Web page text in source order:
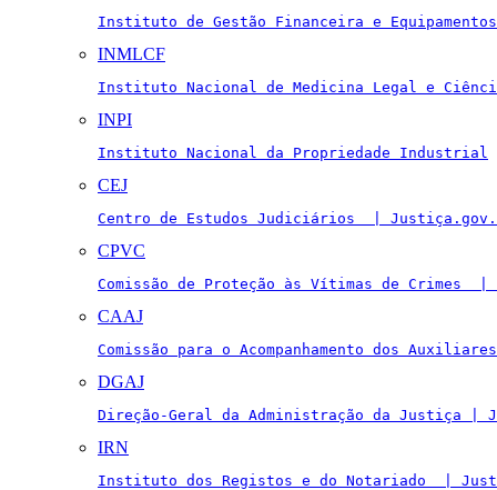
Instituto de Gestão Financeira e
INMLCF
Instituto Nacional de Medicina Legal e
INPI
Instituto Nacional da Propriedade Industrial
CEJ
Centro de Estudos Judiciários  |
CPVC
Comissão de Proteção às Vítimas de Crimes
CAAJ
Comissão para o Acompanhamento dos
DGAJ
Direção-Geral da Administração da Justiça |
IRN
Instituto dos Registos e do Notariado  |